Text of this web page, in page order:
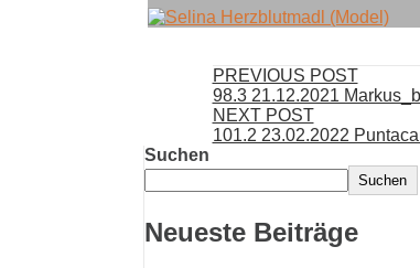
PREVIOUS POST
98.3 21.12.2021
NEXT POST
101.2 23.02.2022
Suchen
Suchen
Neueste Beiträge